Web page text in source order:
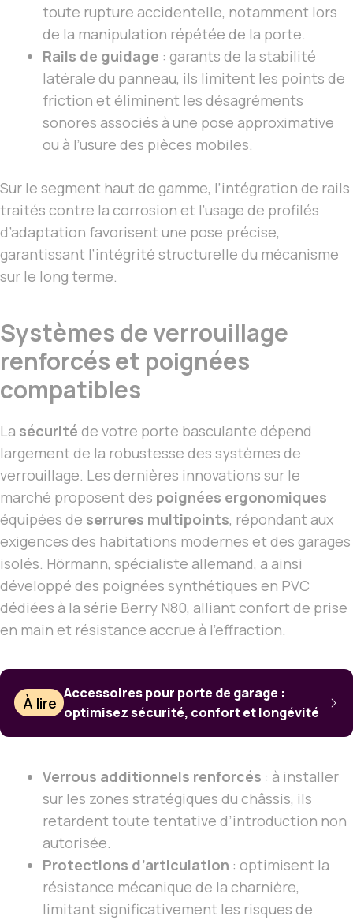
toute rupture accidentelle, notamment lors
de la manipulation répétée de la porte.
Rails de guidage : garants de la stabilité
latérale du panneau, ils limitent les points de
friction et éliminent les désagréments
sonores associés à une pose approximative
ou à l’usure des pièces mobiles.
Sur le segment haut de gamme, l’intégration de rails
traités contre la corrosion et l’usage de profilés
d’adaptation favorisent une pose précise,
garantissant l’intégrité structurelle du mécanisme
sur le long terme.
Systèmes de verrouillage
renforcés et poignées
compatibles
La sécurité de votre porte basculante dépend
largement de la robustesse des systèmes de
verrouillage. Les dernières innovations sur le
marché proposent des poignées ergonomiques
équipées de serrures multipoints, répondant aux
exigences des habitations modernes et des garages
isolés. Hörmann, spécialiste allemand, a ainsi
développé des poignées synthétiques en PVC
dédiées à la série Berry N80, alliant confort de prise
en main et résistance accrue à l’effraction.
À lire
Accessoires pour porte de garage :
optimisez sécurité, confort et longévité
Verrous additionnels renforcés : à installer
sur les zones stratégiques du châssis, ils
retardent toute tentative d’introduction non
autorisée.
Protections d’articulation : optimisent la
résistance mécanique de la charnière,
limitant significativement les risques de